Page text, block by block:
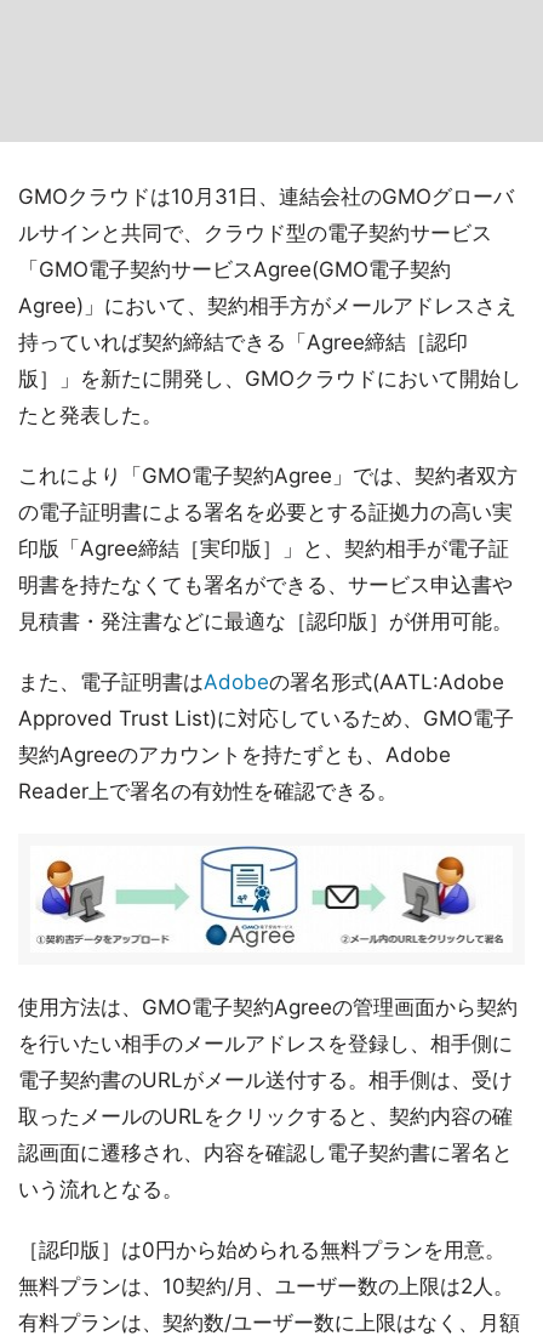
GMOクラウドは10月31日、連結会社のGMOグローバ
ルサインと共同で、クラウド型の電子契約サービス
「GMO電子契約サービスAgree(GMO電子契約
Agree)」において、契約相手方がメールアドレスさえ
持っていれば契約締結できる「Agree締結［認印
版］」を新たに開発し、GMOクラウドにおいて開始し
たと発表した。
これにより「GMO電子契約Agree」では、契約者双方
の電子証明書による署名を必要とする証拠力の高い実
印版「Agree締結［実印版］」と、契約相手が電子証
明書を持たなくても署名ができる、サービス申込書や
見積書・発注書などに最適な［認印版］が併用可能。
また、電子証明書はAdobeの署名形式(AATL:Adobe
Approved Trust List)に対応しているため、GMO電子
契約Agreeのアカウントを持たずとも、Adobe
Reader上で署名の有効性を確認できる。
使用方法は、GMO電子契約Agreeの管理画面から契約
を行いたい相手のメールアドレスを登録し、相手側に
電子契約書のURLがメール送付する。相手側は、受け
取ったメールのURLをクリックすると、契約内容の確
認画面に遷移され、内容を確認し電子契約書に署名と
いう流れとなる。
［認印版］は0円から始められる無料プランを用意。
無料プランは、10契約/月、ユーザー数の上限は2人。
有料プランは、契約数/ユーザー数に上限はなく、月額